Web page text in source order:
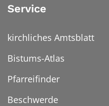
Service
kirchliches Amtsblatt
Bistums-Atlas
Pfarreifinder
Beschwerde